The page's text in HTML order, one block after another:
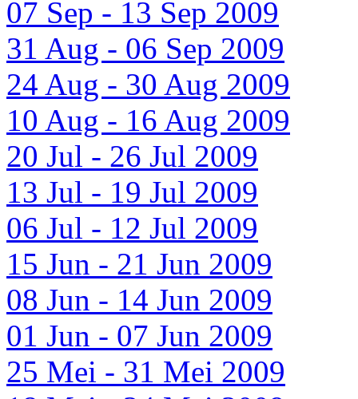
07 Sep - 13 Sep 2009
31 Aug - 06 Sep 2009
24 Aug - 30 Aug 2009
10 Aug - 16 Aug 2009
20 Jul - 26 Jul 2009
13 Jul - 19 Jul 2009
06 Jul - 12 Jul 2009
15 Jun - 21 Jun 2009
08 Jun - 14 Jun 2009
01 Jun - 07 Jun 2009
25 Mei - 31 Mei 2009